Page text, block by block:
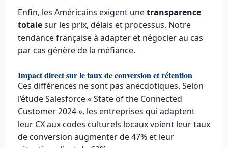
Enfin, les Américains exigent unetransparence
totalesur les prix, délais et processus. Notre
tendance française à adapter et négocier au cas
par cas génère de la méfiance.
Impact direct sur le taux de conversion et rétention
Ces différences ne sont pas anecdotiques. Selon
l’étude Salesforce « State of the Connected
Customer 2024 », les entreprises qui adaptent
leur CX aux codes culturels locaux voient leur taux
de conversion augmenter de 47% et leur